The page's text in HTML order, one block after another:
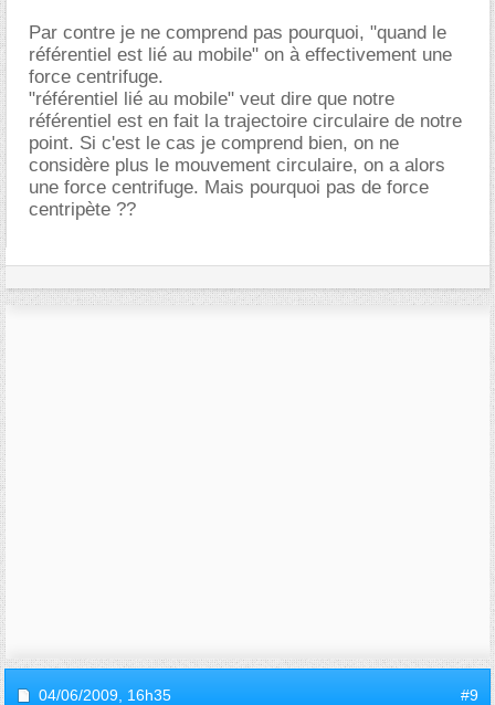
Par contre je ne comprend pas pourquoi, "quand le
référentiel est lié au mobile" on à effectivement une
force centrifuge.
"référentiel lié au mobile" veut dire que notre
référentiel est en fait la trajectoire circulaire de notre
point. Si c'est le cas je comprend bien, on ne
considère plus le mouvement circulaire, on a alors
une force centrifuge. Mais pourquoi pas de force
centripète ??
04/06/2009, 16h35 #9